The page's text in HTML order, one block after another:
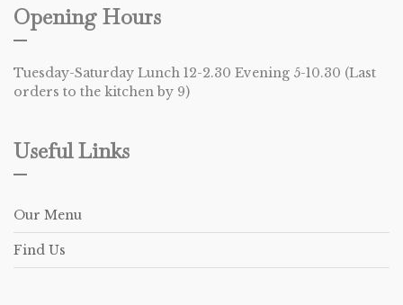
Opening Hours
Tuesday-Saturday Lunch 12-2.30 Evening 5-10.30 (Last
orders to the kitchen by 9)
Useful Links
Our Menu
Find Us